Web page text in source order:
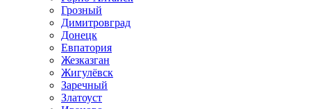
Грозный
Димитровград
Донецк
Евпатория
Жезказган
Жигулёвск
Заречный
Златоуст